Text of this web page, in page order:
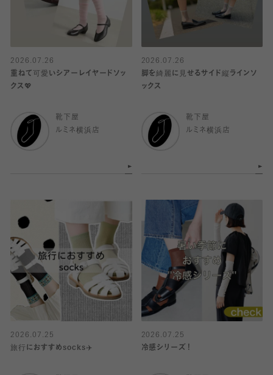
2026.07.26
重ねて可愛いシアーレイヤードソッ
クス💖
靴下屋
ルミネ横浜店
2026.07.26
脚を綺麗に見せるサイド縦ラインソ
ックス
靴下屋
ルミネ横浜店
2026.07.25
旅行におすすめsocks✈️
2026.07.25
冷感シリーズ！